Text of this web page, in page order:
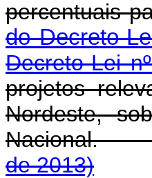
percentuais
do Decreto-
Decreto-Lei
projetos
Nordeste,
de 2013)